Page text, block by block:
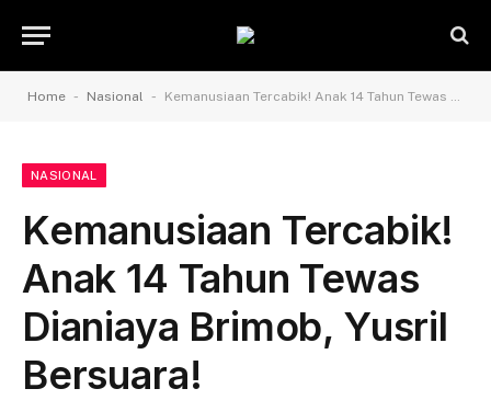
Home - Nasional - Kemanusiaan Tercabik! Anak 14 Tahun Tewas Dianiaya Brimob, Yusril Bersuara!
NASIONAL
Kemanusiaan Tercabik!
Anak 14 Tahun Tewas
Dianiaya Brimob, Yusril
Bersuara!